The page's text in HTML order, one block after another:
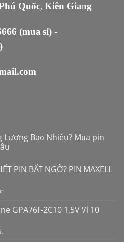
Quốc, Kiên Giang
(mua sỉ) -
Lượng Bao Nhiêu? Mua pin
PIN BẤT NGỜ? PIN MAXELL
ở
Ô
PIN
GPA76F-2C10 1,5V Vỉ 10
ở